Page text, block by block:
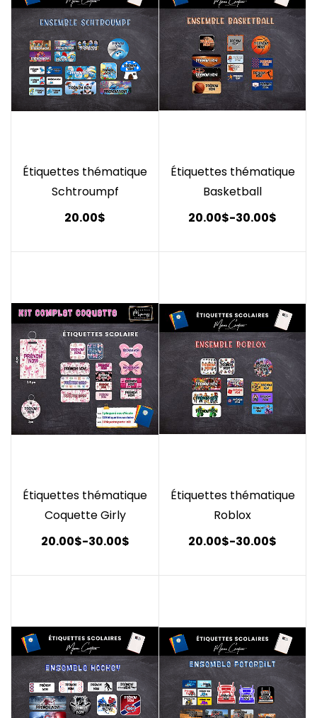
Étiquettes thématique
Schtroumpf
20.00$
Étiquettes thématique
Basketball
20.00$-30.00$
Étiquettes thématique
Coquette Girly
20.00$-30.00$
Étiquettes thématique
Roblox
20.00$-30.00$